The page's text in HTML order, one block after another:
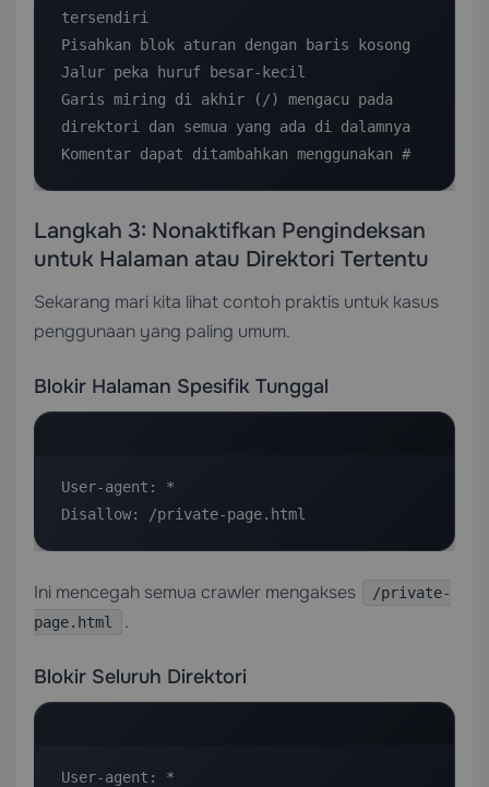
tersendiri
Pisahkan blok aturan dengan baris kosong
Jalur peka huruf besar-kecil
Garis miring di akhir (/) mengacu pada
direktori dan semua yang ada di dalamnya
Komentar dapat ditambahkan menggunakan #
Langkah 3: Nonaktifkan Pengindeksan
untuk Halaman atau Direktori Tertentu
Sekarang mari kita lihat contoh praktis untuk kasus
penggunaan yang paling umum.
Blokir Halaman Spesifik Tunggal
User-agent: *
Disallow: /private-page.html
Ini mencegah semua crawler mengakses
/private-
page.html
.
Blokir Seluruh Direktori
User-agent: *